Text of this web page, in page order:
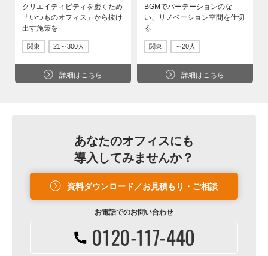
クリエイティビティを磨くため
「いつものオフィス」から抜け
出す施策を
関東 21～300人
詳細はこちら
BGMでパーテーションのな
い、リノベーション空間を仕切
る
関東 ～20人
詳細はこちら
あなたのオフィスにも
導入してみませんか？
資料ダウンロード／お見積もり・ご相談
お電話でのお問い合わせ